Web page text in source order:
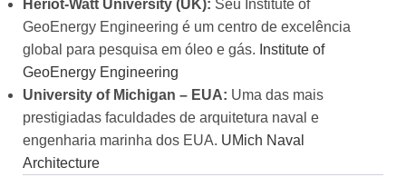
Heriot-Watt University (UK): Seu Institute of
GeoEnergy Engineering é um centro de excelência
global para pesquisa em óleo e gás. Institute of
GeoEnergy Engineering
University of Michigan – EUA: Uma das mais
prestigiadas faculdades de arquitetura naval e
engenharia marinha dos EUA. UMich Naval
Architecture